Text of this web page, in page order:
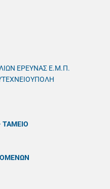
ΕΡΕΥΝΑΣ Ε.Μ.Π.